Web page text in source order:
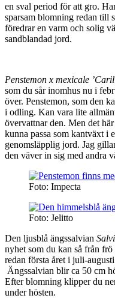
en sval period för att gro.
sparsam blomning redan till
föredrar en varm och solig
sandblandad jord.
Penstemon x mexicale
som du sår inomhus nu i
över. Penstemon, som den
i odling. Kan vara lite
övervattnar den. Men det
kunna passa som kantväxt i
genomsläpplig jord. Jag
den väver in sig med andra
Foto: Impecta
Foto: Jelitto
Den ljusblå ängssalvian
nyhet som du kan så från
redan första året i juli-
Ängssalvian blir ca 50 cm
Efter blomning klipper du
under hösten.